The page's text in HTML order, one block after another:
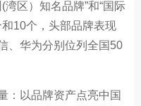
区）知名品牌”和“国际
10个，头部品牌表现
、华为分别位列全国50
以品牌资产点亮中国